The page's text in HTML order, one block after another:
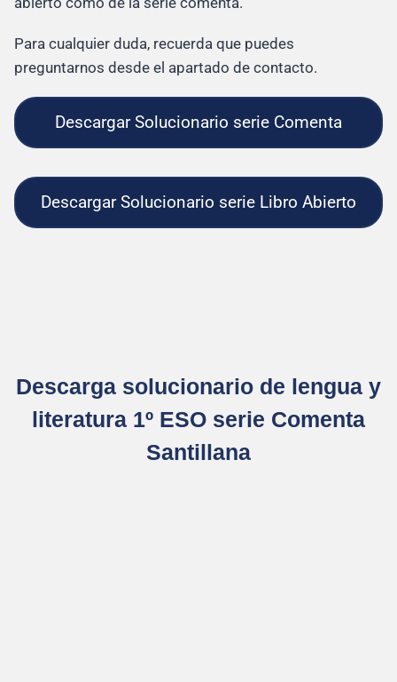
Para cualquier duda, recuerda que puedes
preguntarnos desde el apartado de contacto.
Descargar Solucionario serie Comenta
Descargar Solucionario serie Libro Abierto
Descarga solucionario de lengua y
literatura 1º ESO serie Comenta
Santillana